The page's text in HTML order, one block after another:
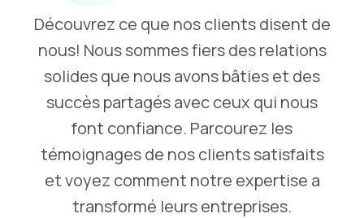
Découvrez ce que nos clients disent de
nous! Nous sommes fiers des relations
solides que nous avons bâties et des
succès partagés avec ceux qui nous
font confiance. Parcourez les
témoignages de nos clients satisfaits
et voyez comment notre expertise a
transformé leurs entreprises.